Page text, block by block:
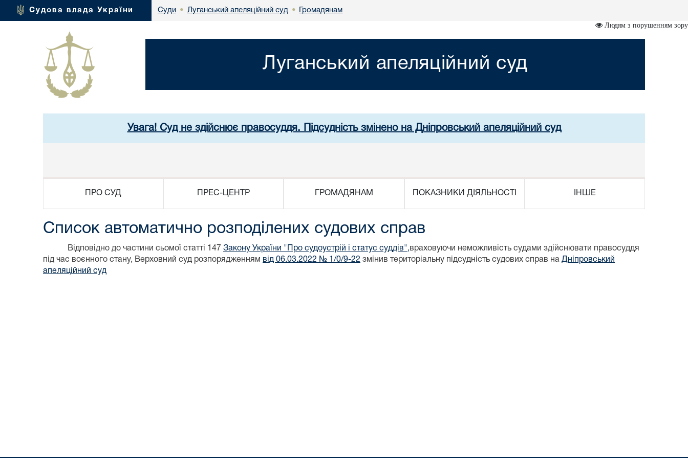
Судова влада України Суди • Луганський апеляційний суд • Громадянам
Людям з порушенням зору
Луганський апеляційний суд
Увага! Суд не здійснює правосуддя. Підсудність змінено на Дніпровський апеляційний суд
ПРО СУД ПРЕС-ЦЕНТР ГРОМАДЯНАМ ПОКАЗНИКИ ДІЯЛЬНОСТІ ІНШЕ
Список автоматично розподілених судових справ
Відповідно до частини сьомої статті 147 Закону України "Про судоустрій і статус суддів",враховуючи неможливість судами здійснювати правосуддя
під час воєнного стану, Верховний суд розпорядженням від 06.03.2022 № 1/0/9-22 змінив територіальну підсудність судових справ на Дніпровський
апеляційний суд